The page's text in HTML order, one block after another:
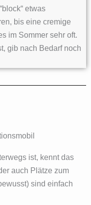
etwas
bis eine cremige
im Sommer sehr oft.
gib nach Bedarf noch
ist, kennt das
auch Plätze zum
sind einfach